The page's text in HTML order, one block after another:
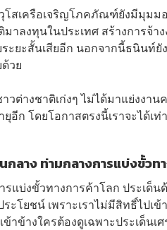
โสเครือเจริญโภคภัณฑ์ยังมีมุมม
าลงทุนในประเทศ สร้างการจ้า
ระยะสั้นเสียอีก นอกจากนี้ธนินท์
วย
วต่างชาติเก่งๆ ไม่ได้มาแย่งงา
ยุอีก โดยโอกาสตรงนี้เราจะได้เ
กลาง ท่ามกลางการแบ่งขั้วท
รแบ่งขั้วทางการค้าโลก ประเด็
ะโยชน์ เพราะเราไม่มีสิทธิ์ไปเ
ข้าข้างใครต้องดูเฉพาะประเด็